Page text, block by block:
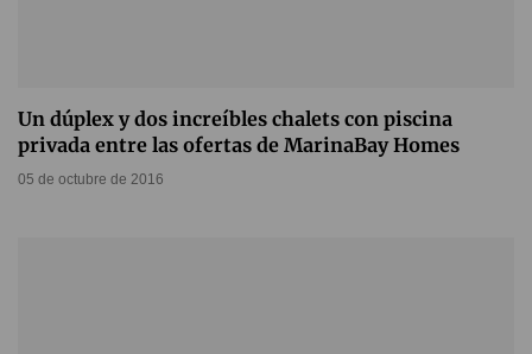
Un dúplex y dos increíbles chalets con piscina
privada entre las ofertas de MarinaBay Homes
05 de octubre de 2016